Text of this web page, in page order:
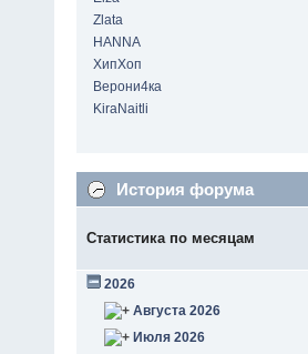
Zlata
HANNA
ХипХоп
Верони4ка
KiraNaitli
История форума
Статистика по месяцам
2026
Августа 2026
Июля 2026